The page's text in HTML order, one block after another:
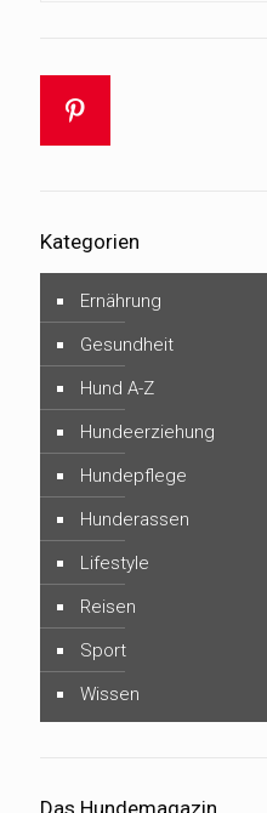
Kategorien
Ernährung
Gesundheit
Hund A-Z
Hundeerziehung
Hundepflege
Hunderassen
Lifestyle
Reisen
Sport
Wissen
Das Hundemagazin